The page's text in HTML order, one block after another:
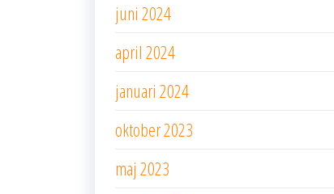
juni 2024
april 2024
januari 2024
oktober 2023
maj 2023